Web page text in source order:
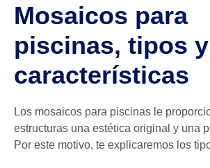
Mosaicos para
piscinas, tipos y
características
Los mosaicos para piscinas le
estructuras una estética original y una
Por este motivo, te explicaremos los